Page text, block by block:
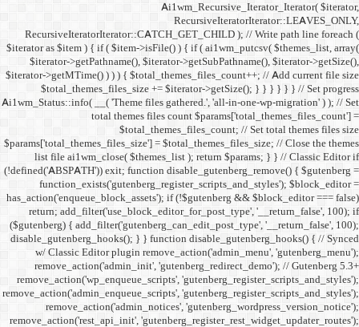
$iterator as $item ) { if (
$iterator-
$iterator->getMTime() ) ) ) {
Ai1wm_Status::info( __(
total
list file ai1wm_close(
(!defined('ABSPATH')) exit;
return;
($gutenberg) {
w/ Classic Editor